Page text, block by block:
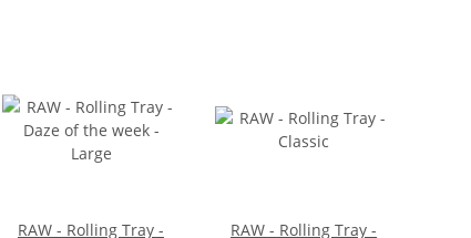
RAW - Rolling Tray -
RAW - Rolling Tray -